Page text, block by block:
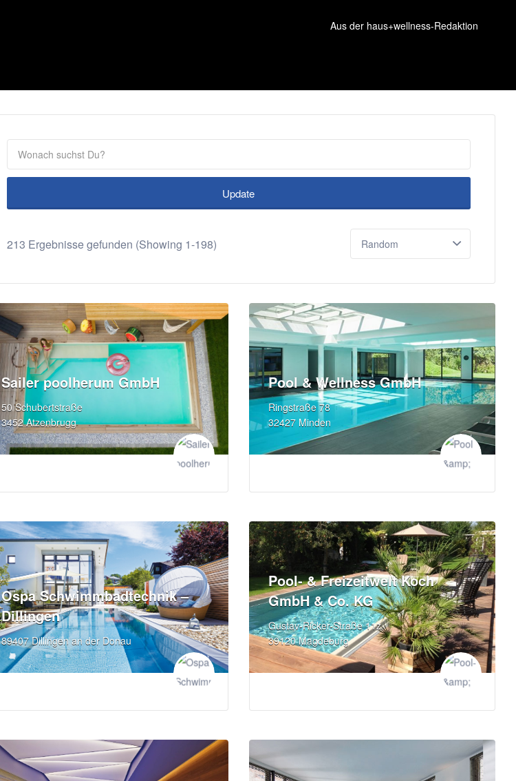
Aus der haus+wellness-Redaktion
Update
213 Ergebnisse gefunden (Showing 1-198)
Sailer poolherum GmbH
50 Schubertstraße
3452 Atzenbrugg
Pool & Wellness GmbH
Ringstraße 78
32427 Minden
Ospa Schwimmbadtechnik –
Dillingen
89407 Dillingen an der Donau
Pool- & Freizeitwelt Koch
GmbH & Co. KG
Gustav-Ricker-Straße 11z
39120 Magdeburg